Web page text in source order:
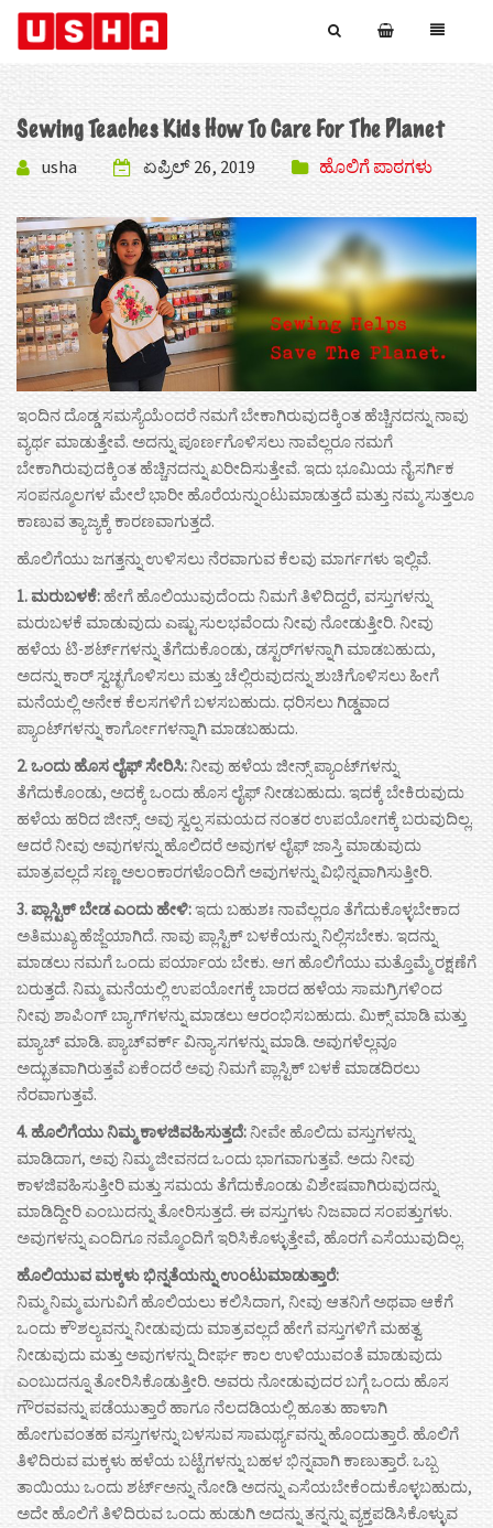
Sewing Teaches Kids How To Care For The Planet
usha
ಏಪ್ರಿಲ್ 26, 2019 ಹೊಲಿಗೆ ಪಾಠಗಳು
ಇಂದಿನ ದೊಡ್ಡ ಸಮಸ್ಯೆಯೆಂದರೆ ನಮಗೆ ಬೇಕಾಗಿರುವುದಕ್ಕಿಂತ ಹೆಚ್ಚಿನದನ್ನು ನಾವು
ವ್ಯರ್ಥ ಮಾಡುತ್ತೇವೆ. ಅದನ್ನು ಪೂರ್ಣಗೊಳಿಸಲು ನಾವೆಲ್ಲರೂ ನಮಗೆ
ಬೇಕಾಗಿರುವುದಕ್ಕಿಂತ ಹೆಚ್ಚಿನದನ್ನು ಖರೀದಿಸುತ್ತೇವೆ. ಇದು ಭೂಮಿಯ ನೈಸರ್ಗಿಕ
ಸಂಪನ್ಮೂಲಗಳ ಮೇಲೆ ಭಾರೀ ಹೊರೆಯನ್ನುಂಟುಮಾಡುತ್ತದೆ ಮತ್ತು ನಮ್ಮ ಸುತ್ತಲೂ
ಕಾಣುವ ತ್ಯಾಜ್ಯಕ್ಕೆ ಕಾರಣವಾಗುತ್ತದೆ.
ಹೊಲಿಗೆಯು ಜಗತ್ತನ್ನು ಉಳಿಸಲು ನೆರವಾಗುವ ಕೆಲವು ಮಾರ್ಗಗಳು ಇಲ್ಲಿವೆ.
1. ಮರುಬಳಕೆ:ಹೇಗೆ ಹೊಲಿಯುವುದೆಂದು ನಿಮಗೆ ತಿಳಿದಿದ್ದರೆ, ವಸ್ತುಗಳನ್ನು
ಮರುಬಳಕೆ ಮಾಡುವುದು ಎಷ್ಟು ಸುಲಭವೆಂದು ನೀವು ನೋಡುತ್ತೀರಿ. ನೀವು
ಹಳೆಯ ಟಿ-ಶರ್ಟ್‌ಗಳನ್ನು ತೆಗೆದುಕೊಂಡು, ಡಸ್ಟರ್‌ಗಳನ್ನಾಗಿ ಮಾಡಬಹುದು,
ಅದನ್ನು ಕಾರ್ ಸ್ವಚ್ಛಗೊಳಿಸಲು ಮತ್ತು ಚೆಲ್ಲಿರುವುದನ್ನು ಶುಚಿಗೊಳಿಸಲು ಹೀಗೆ
ಮನೆಯಲ್ಲಿ ಅನೇಕ ಕೆಲಸಗಳಿಗೆ ಬಳಸಬಹುದು. ಧರಿಸಲು ಗಿಡ್ಡವಾದ
ಪ್ಯಾಂಟ್‌ಗಳನ್ನು ಕಾರ್ಗೋಗಳನ್ನಾಗಿ ಮಾಡಬಹುದು.
2. ಒಂದು ಹೊಸ ಲೈಫ್ ಸೇರಿಸಿ:ನೀವು ಹಳೆಯ ಜೀನ್ಸ್ ಪ್ಯಾಂಟ್‌ಗಳನ್ನು
ತೆಗೆದುಕೊಂಡು, ಅದಕ್ಕೆ ಒಂದು ಹೊಸ ಲೈಫ್ ನೀಡಬಹುದು. ಇದಕ್ಕೆ ಬೇಕಿರುವುದು
ಹಳೆಯ ಹರಿದ ಜೀನ್ಸ್. ಅವು ಸ್ವಲ್ಪ ಸಮಯದ ನಂತರ ಉಪಯೋಗಕ್ಕೆ ಬರುವುದಿಲ್ಲ.
ಆದರೆ ನೀವು ಅವುಗಳನ್ನು ಹೊಲಿದರೆ ಅವುಗಳ ಲೈಫ್ ಜಾಸ್ತಿ ಮಾಡುವುದು
ಮಾತ್ರವಲ್ಲದೆ ಸಣ್ಣ ಅಲಂಕಾರಗಳೊಂದಿಗೆ ಅವುಗಳನ್ನು ವಿಭಿನ್ನವಾಗಿಸುತ್ತೀರಿ.
3. ಪ್ಲಾಸ್ಟಿಕ್‌ ಬೇಡ ಎಂದು ಹೇಳಿ:ಇದು ಬಹುಶಃ ನಾವೆಲ್ಲರೂ ತೆಗೆದುಕೊಳ್ಳಬೇಕಾದ
ಅತಿಮುಖ್ಯ ಹೆಜ್ಜೆಯಾಗಿದೆ. ನಾವು ಪ್ಲಾಸ್ಟಿಕ್ ಬಳಕೆಯನ್ನು ನಿಲ್ಲಿಸಬೇಕು. ಇದನ್ನು
ಮಾಡಲು ನಮಗೆ ಒಂದು ಪರ್ಯಾಯ ಬೇಕು. ಆಗ ಹೊಲಿಗೆಯು ಮತ್ತೊಮ್ಮೆ ರಕ್ಷಣೆಗೆ
ಬರುತ್ತದೆ. ನಿಮ್ಮ ಮನೆಯಲ್ಲಿ ಉಪಯೋಗಕ್ಕೆ ಬಾರದ ಹಳೆಯ ಸಾಮಗ್ರಿಗಳಿಂದ
ನೀವು ಶಾಪಿಂಗ್ ಬ್ಯಾಗ್‌ಗಳನ್ನು ಮಾಡಲು ಆರಂಭಿಸಬಹುದು. ಮಿಕ್ಸ್ ಮಾಡಿ ಮತ್ತು
ಮ್ಯಾಚ್ ಮಾಡಿ. ಪ್ಯಾಚ್‌ವರ್ಕ್ ವಿನ್ಯಾಸಗಳನ್ನು ಮಾಡಿ. ಅವುಗಳೆಲ್ಲವೂ
ಅದ್ಭುತವಾಗಿರುತ್ತವೆ ಏಕೆಂದರೆ ಅವು ನಿಮಗೆ ಪ್ಲಾಸ್ಟಿಕ್ ಬಳಕೆ ಮಾಡದಿರಲು
ನೆರವಾಗುತ್ತವೆ.
4. ಹೊಲಿಗೆಯು ನಿಮ್ಮ ಕಾಳಜಿವಹಿಸುತ್ತದೆ:ನೀವೇ ಹೊಲಿದು ವಸ್ತುಗಳನ್ನು
ಮಾಡಿದಾಗ, ಅವು ನಿಮ್ಮ ಜೀವನದ ಒಂದು ಭಾಗವಾಗುತ್ತವೆ. ಅದು ನೀವು
ಕಾಳಜಿವಹಿಸುತ್ತೀರಿ ಮತ್ತು ಸಮಯ ತೆಗೆದುಕೊಂಡು ವಿಶೇಷವಾಗಿರುವುದನ್ನು
ಮಾಡಿದ್ದೀರಿ ಎಂಬುದನ್ನು ತೋರಿಸುತ್ತದೆ. ಈ ವಸ್ತುಗಳು ನಿಜವಾದ ಸಂಪತ್ತುಗಳು.
ಅವುಗಳನ್ನು ಎಂದಿಗೂ ನಮ್ಮೊಂದಿಗೆ ಇರಿಸಿಕೊಳ್ಳುತ್ತೇವೆ, ಹೊರಗೆ ಎಸೆಯುವುದಿಲ್ಲ.
ಹೊಲಿಯುವ ಮಕ್ಕಳು ಭಿನ್ನತೆಯನ್ನು ಉಂಟುಮಾಡುತ್ತಾರೆ:
ನಿಮ್ಮ ನಿಮ್ಮ ಮಗುವಿಗೆ ಹೊಲಿಯಲು ಕಲಿಸಿದಾಗ, ನೀವು ಆತನಿಗೆ ಅಥವಾ ಆಕೆಗೆ
ಒಂದು ಕೌಶಲ್ಯವನ್ನು ನೀಡುವುದು ಮಾತ್ರವಲ್ಲದೆ ಹೇಗೆ ವಸ್ತುಗಳಿಗೆ ಮಹತ್ವ
ನೀಡುವುದು ಮತ್ತು ಅವುಗಳನ್ನು ದೀರ್ಘ ಕಾಲ ಉಳಿಯುವಂತೆ ಮಾಡುವುದು
ಎಂಬುದನ್ನೂ ತೋರಿಸಿಕೊಡುತ್ತೀರಿ. ಅವರು ನೋಡುವುದರ ಬಗ್ಗೆ ಒಂದು ಹೊಸ
ಗೌರವವನ್ನು ಪಡೆಯುತ್ತಾರೆ ಹಾಗೂ ನೆಲದಡಿಯಲ್ಲಿ ಹೂತು ಹಾಳಾಗಿ
ಹೋಗುವಂತಹ ವಸ್ತುಗಳನ್ನು ಬಳಸುವ ಸಾಮರ್ಥ್ಯವನ್ನು ಹೊಂದುತ್ತಾರೆ. ಹೊಲಿಗೆ
ತಿಳಿದಿರುವ ಮಕ್ಕಳು ಹಳೆಯ ಬಟ್ಟೆಗಳನ್ನು ಬಹಳ ಭಿನ್ನವಾಗಿ ಕಾಣುತ್ತಾರೆ. ಒಬ್ಬ
ತಾಯಿಯು ಒಂದು ಶರ್ಟ್ಅನ್ನು ನೋಡಿ ಅದನ್ನು ಎಸೆಯಬೇಕೆಂದುಕೊಳ್ಳಬಹುದು,
ಅದೇ ಹೊಲಿಗೆ ತಿಳಿದಿರುವ ಒಂದು ಹುಡುಗಿ ಅದನ್ನು ತನ್ನನ್ನು ವ್ಯಕ್ತಪಡಿಸಿಕೊಳ್ಳುವ